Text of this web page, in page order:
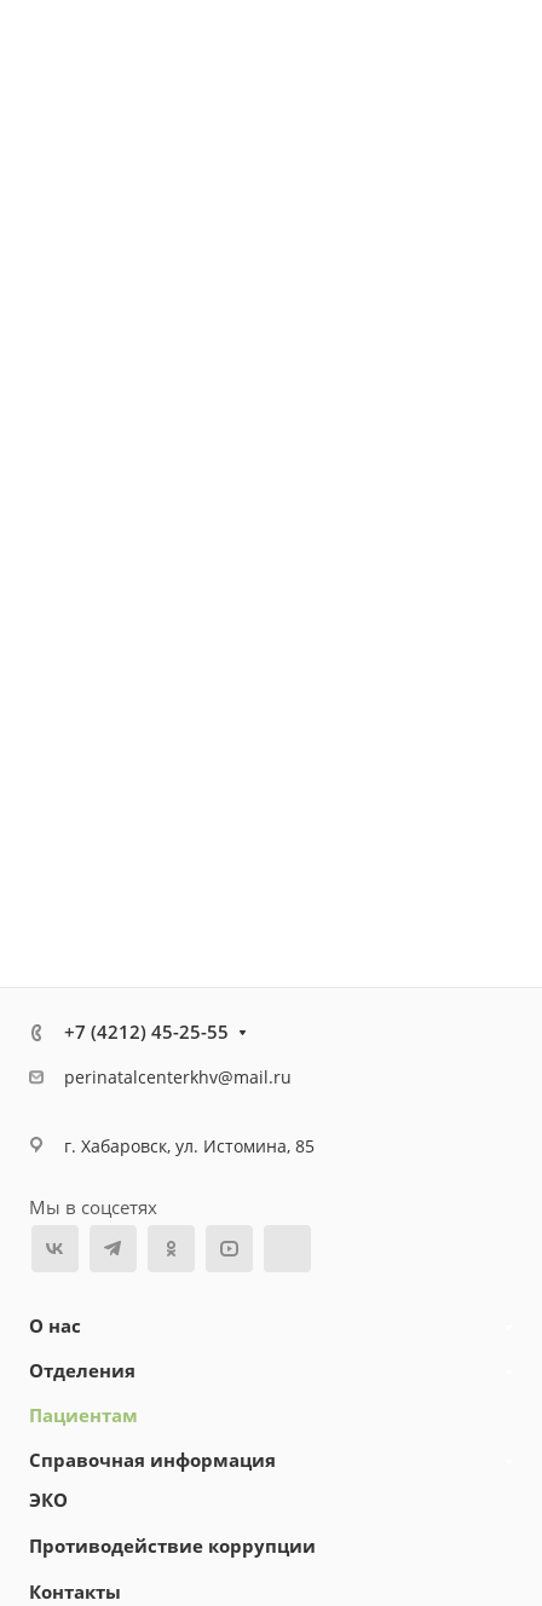
+7 (4212) 45-25-55
perinatalcenterkhv@mail.ru
г. Хабаровск, ул. Истомина, 85
Мы в соцсетях
О нас
Отделения
Пациентам
Справочная информация
ЭКО
Противодействие коррупции
Контакты